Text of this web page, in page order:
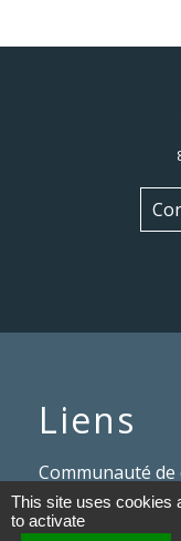
Liens
Communauté
Haut Limousin
This site uses cookies
to activate